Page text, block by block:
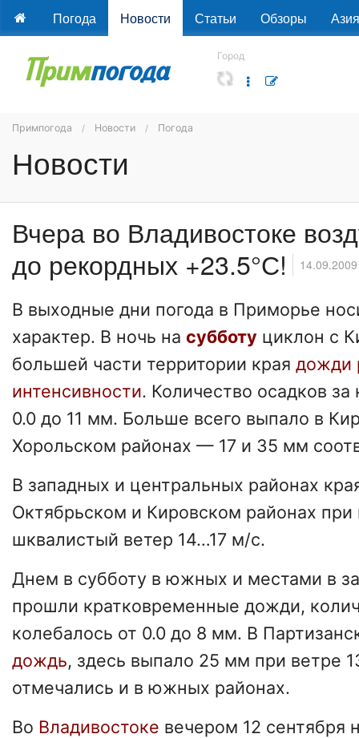
Погода Новости Статьи Обзоры Азия
Город
Примпогода Новости Погода
Новости
Вчера во Владивостоке
до рекордных +23.5°С!
В выходные дни погода в Приморье
характер. В ночь на субботу циклон с
большей части территории края дожди
интенсивности. Количество осадков за
0.0 до 11 мм. Больше всего выпало в
Хорольском районах — 17 и 35 мм
В западных и центральных районах
Октябрьском и Кировском районах при
шквалистый ветер 14…17 м/с.
Днем в субботу в южных и местами в
прошли кратковременные дожди,
колебалось от 0.0 до 8 мм. В
дождь, здесь выпало 25 мм при ветре
отмечались и в южных районах.
Во Владивостоке вечером 12 сентября